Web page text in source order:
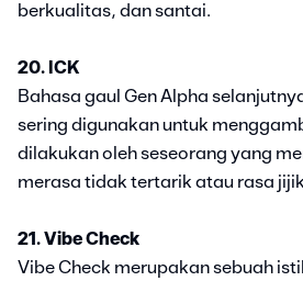
berkualitas, dan santai.
20. ICK
Bahasa gaul Gen Alpha
sering digunakan untuk
dilakukan oleh seseorang yang
merasa tidak tertarik atau rasa
21. Vibe Check
Vibe Check merupakan sebuah